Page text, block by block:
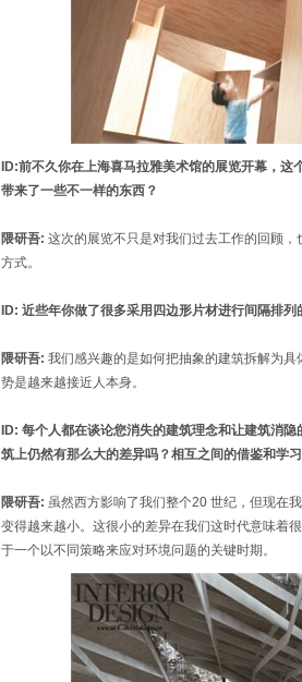
ID:前不久你在上海喜马拉雅美术馆的展览开幕，
带来了一些不一样的东西？
隈研吾: 这次的展览不只是对我们过去工作的回顾
方式。
ID: 近些年你做了很多采用四边形片材进行间隔排
隈研吾: 我们感兴趣的是如何把抽象的建筑拆解为
势是越来越接近人本身。
ID: 每个人都在谈论您消失的建筑理念和让建筑消
筑上仍然有那么大的差异吗？相互之间的借鉴和学
隈研吾: 虽然西方影响了我们整个20 世纪，但现在
变得越来越小。这很小的差异在我们这时代意味着
于一个以不同策略来应对环境问题的关键时期。